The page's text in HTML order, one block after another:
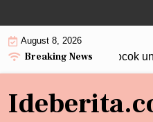
to
contentAugust 8, 2026
Breaking News
Tiga Berlian Cocok